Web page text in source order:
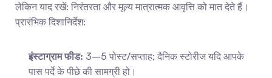
लेकिन याद रखें: निरंतरता और मूल्य मात्रात्मक आवृत्ति को मात देते हैं।
प्रारंभिक दिशानिर्देश:
इंस्टाग्राम फीड: 3–5 पोस्ट/सप्ताह; दैनिक स्टोरीज यदि आपके
पास पर्दे के पीछे की सामग्री हो।